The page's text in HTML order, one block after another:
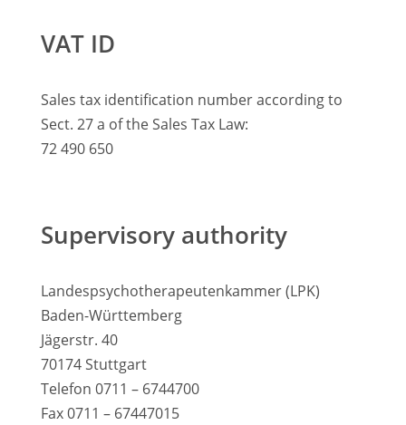
VAT ID
Sales tax identification number according to
Sect. 27 a of the Sales Tax Law:
72 490 650
Supervisory authority
Landespsychotherapeutenkammer (LPK)
Baden-Württemberg
Jägerstr. 40
70174 Stuttgart
Telefon 0711 – 6744700
Fax 0711 – 67447015